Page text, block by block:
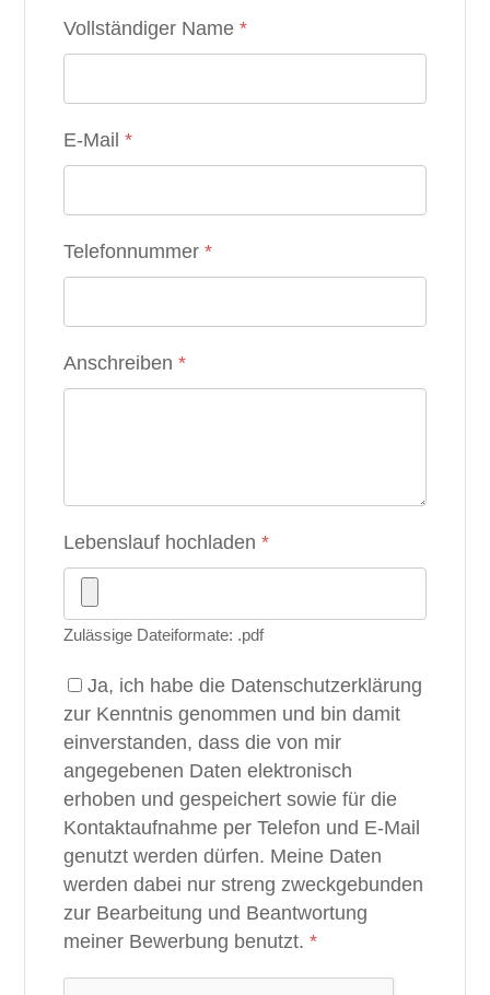
Vollständiger Name*
E-Mail*
Telefonnummer*
Anschreiben*
Lebenslauf hochladen*
Zulässige Dateiformate: .pdf
Ja, ich habe die Datenschutzerklärung
zur Kenntnis genommen und bin damit
einverstanden, dass die von mir
angegebenen Daten elektronisch
erhoben und gespeichert sowie für die
Kontaktaufnahme per Telefon und E-Mail
genutzt werden dürfen. Meine Daten
werden dabei nur streng zweckgebunden
zur Bearbeitung und Beantwortung
meiner Bewerbung benutzt.*